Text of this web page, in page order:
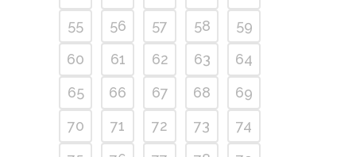
55
56 57 58
59
60
61 62 63
64
65
66 67 68
69
70
71 72 73
74